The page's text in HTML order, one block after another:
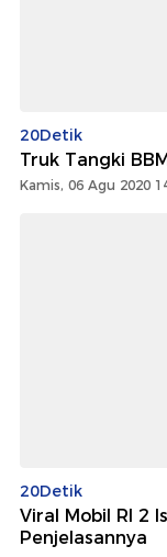
20Detik
Truk Tangki
Kamis, 06 Agu 2020
20Detik
Viral Mobil RI 2
Penjelasannya